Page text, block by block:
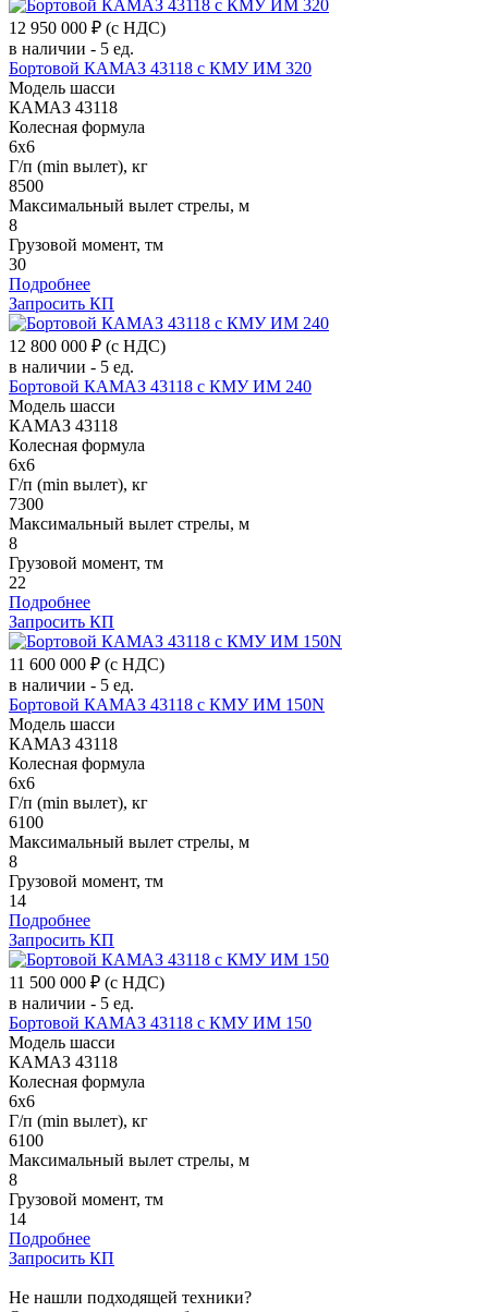
12 950 000 ₽ (с НДС)
в наличии - 5 ед.
Бортовой КАМАЗ 43118 c КМУ ИМ 320
Модель шасси
КАМАЗ 43118
Колесная формула
6x6
Г/п (min вылет), кг
8500
Максимальный вылет стрелы, м
8
Грузовой момент, тм
30
Подробнее
Запросить КП
12 800 000 ₽ (с НДС)
в наличии - 5 ед.
Бортовой КАМАЗ 43118 c КМУ ИМ 240
Модель шасси
КАМАЗ 43118
Колесная формула
6x6
Г/п (min вылет), кг
7300
Максимальный вылет стрелы, м
8
Грузовой момент, тм
22
Подробнее
Запросить КП
11 600 000 ₽ (с НДС)
в наличии - 5 ед.
Бортовой КАМАЗ 43118 c КМУ ИМ 150N
Модель шасси
КАМАЗ 43118
Колесная формула
6x6
Г/п (min вылет), кг
6100
Максимальный вылет стрелы, м
8
Грузовой момент, тм
14
Подробнее
Запросить КП
11 500 000 ₽ (с НДС)
в наличии - 5 ед.
Бортовой КАМАЗ 43118 c КМУ ИМ 150
Модель шасси
КАМАЗ 43118
Колесная формула
6x6
Г/п (min вылет), кг
6100
Максимальный вылет стрелы, м
8
Грузовой момент, тм
14
Подробнее
Запросить КП
Не нашли подходящей техники?